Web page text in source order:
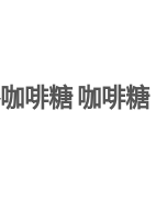
啡糖 咖啡糖